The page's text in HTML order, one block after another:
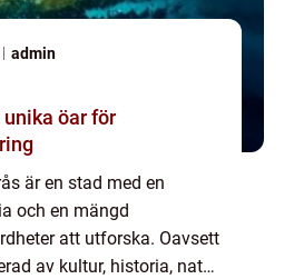
admin
öar för
är en stad med en
och en mängd
att utforska. Oavsett
av kultur, historia, natur